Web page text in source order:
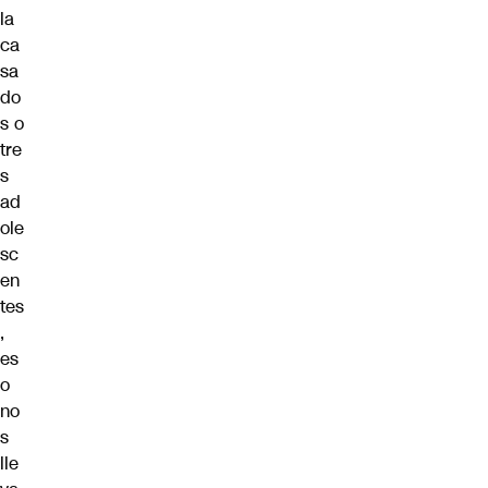
la
ca
sa
do
s o
tre
s
ad
ole
sc
en
tes
,
es
o
no
s
lle